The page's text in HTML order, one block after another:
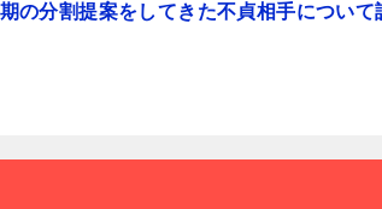
の分割提案をしてきた不貞相手につい